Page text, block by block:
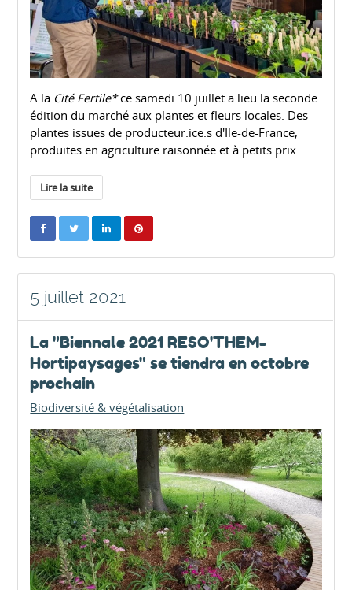
A la Cité Fertile*ce samedi 10 juillet a lieu la seconde
édition du marché aux plantes et fleurs locales. Des
plantes issues de producteur.ice.s d'Ile-de-France,
produites en agriculture raisonnée et à petits prix.
Lire la suite
5 juillet 2021
La "Biennale 2021 RESO'THEM-
Hortipaysages" se tiendra en octobre
prochain
Biodiversité & végétalisation